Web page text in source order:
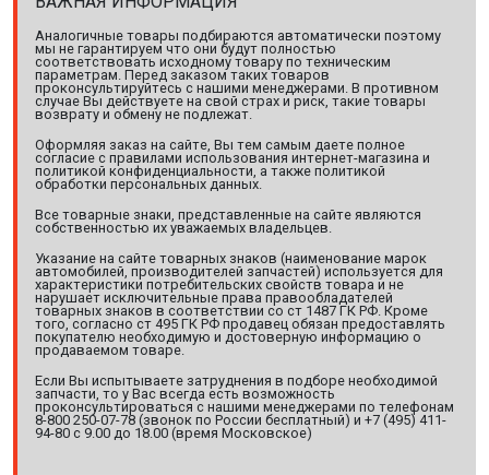
Аналогичные товары подбираются автоматически поэтому
мы не гарантируем что они будут полностью
соответствовать исходному товару по техническим
параметрам. Перед заказом таких товаров
проконсультируйтесь с нашими менеджерами. В противном
случае Вы действуете на свой страх и риск, такие товары
возврату и обмену не подлежат.
Оформляя заказ на сайте, Вы тем самым даете полное
согласие с правилами использования интернет-магазина и
политикой конфиденциальности, а также политикой
обработки персональных данных.
Все товарные знаки, представленные на сайте являются
собственностью их уважаемых владельцев.
Указание на сайте товарных знаков (наименование марок
автомобилей, производителей запчастей) используется для
характеристики потребительских свойств товара и не
нарушает исключительные права правообладателей
товарных знаков в соответствии со ст 1487 ГК РФ. Кроме
того, согласно ст 495 ГК РФ продавец обязан предоставлять
покупателю необходимую и достоверную информацию о
продаваемом товаре.
Если Вы испытываете затруднения в подборе необходимой
запчасти, то у Вас всегда есть возможность
проконсультироваться с нашими менеджерами по телефонам
8-800 250-07-78 (звонок по России бесплатный) и +7 (495) 411-
94-80 с 9.00 до 18.00 (время Московское)